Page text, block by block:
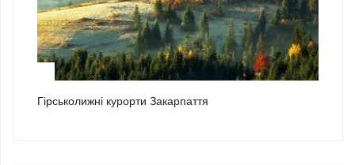
Гірськолижні курорти Закарпаття